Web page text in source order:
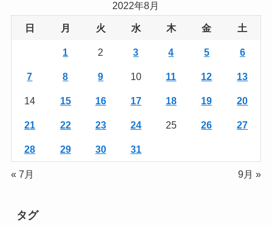
2022年8月
日 月 火 水 木 金 土
1 2 3 4 5 6
7 8 9 10 11 12 13
14 15 16 17 18 19 20
21 22 23 24 25 26 27
28 29 30 31
« 7月 9月 »
タグ